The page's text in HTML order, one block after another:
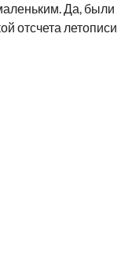
Да, были
отсчета летописи